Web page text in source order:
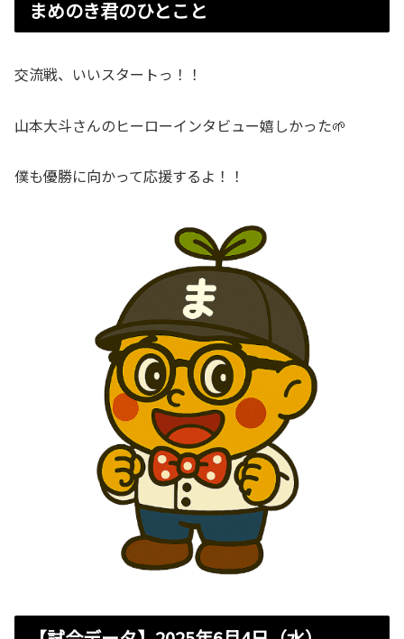
まめのき君のひとこと
交流戦、いいスタートっ！！
山本大斗さんのヒーローインタビュー嬉しかった🌱
僕も優勝に向かって応援するよ！！